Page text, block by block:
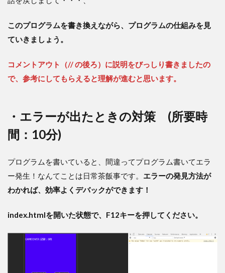
このプログラムを書き換えながら、プログラムの仕組みを見
ていきましょう。
コメントアウト（// の後ろ）に説明をびっしり書きましたの
で、参考にしてもらえると理解が進むと思います。
・エラーが出たときの対策 (所要時
間：10分)
プログラムを書いていると、間違ってプログラム書いてエラ
ー発生！なんてことは日常茶飯事です。 エラーの発見方法が
わかれば、効率よくデバックができます！
index.htmlを開いた状態で、F12キーを押してください。